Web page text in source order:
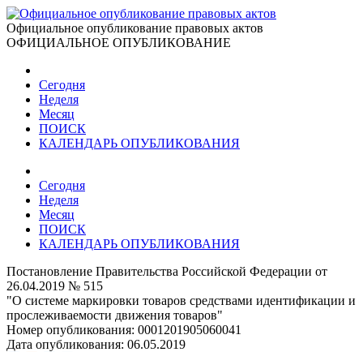
Официальное опубликование правовых актов
ОФИЦИАЛЬНОЕ ОПУБЛИКОВАНИЕ
Сегодня
Неделя
Месяц
ПОИСК
КАЛЕНДАРЬ ОПУБЛИКОВАНИЯ
Сегодня
Неделя
Месяц
ПОИСК
КАЛЕНДАРЬ ОПУБЛИКОВАНИЯ
Постановление Правительства Российской Федерации от
26.04.2019 № 515
"О системе маркировки товаров средствами идентификации и
прослеживаемости движения товаров"
Номер опубликования: 0001201905060041
Дата опубликования: 06.05.2019